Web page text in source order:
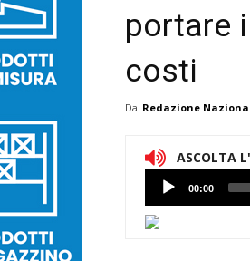
portare
costi
Da Redazione
ASCOLTA
Lettore
Audio
00:00